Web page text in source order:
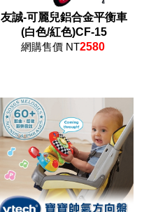
友誠-可麗兒鋁合金平衡車
(白色/紅色)CF-15
網購售價 NT2580